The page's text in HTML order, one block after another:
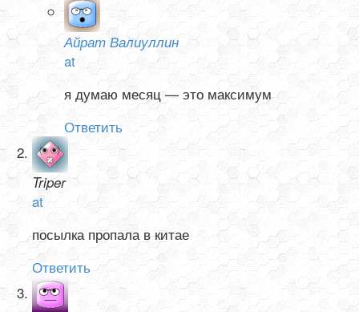
Айрат Валиуллин
at
я думаю месяц — это максимум
Ответить
Triper
at
посылка пропала в китае
Ответить